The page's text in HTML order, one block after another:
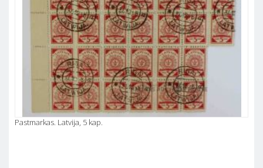
Pastmarkas. Latvija, 5 kap.